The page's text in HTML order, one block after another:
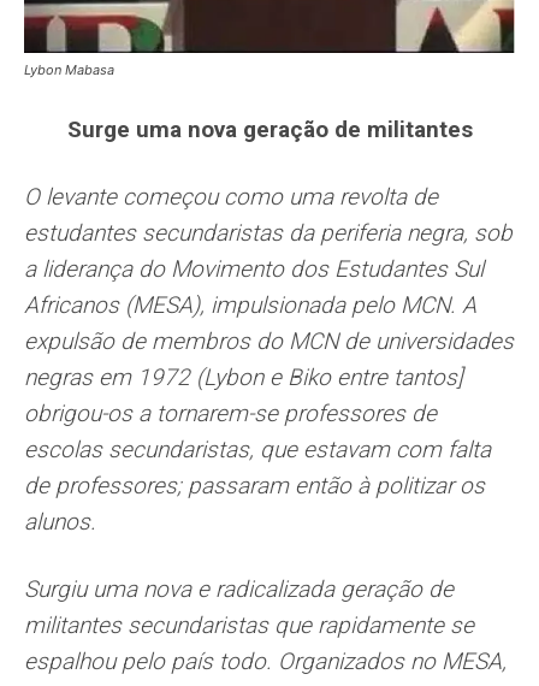
Lybon Mabasa
Surge uma nova geração de militantes
O levante começou como uma revolta de
estudantes secundaristas da periferia negra, sob
a liderança do Movimento dos Estudantes Sul
Africanos (MESA), impulsionada pelo MCN. A
expulsão de membros do MCN de universidades
negras em 1972 (Lybon e Biko entre tantos]
obrigou-os a tornarem-se professores de
escolas secundaristas, que estavam com falta
de professores; passaram então à politizar os
alunos.
Surgiu uma nova e radicalizada geração de
militantes secundaristas que rapidamente se
espalhou pelo país todo. Organizados no MESA,